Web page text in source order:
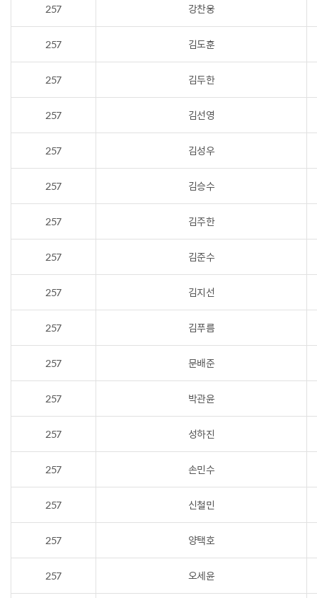
257 강찬웅
257 김도훈
257 김두한
257 김선영
257 김성우
257 김승수
257 김주한
257 김준수
257 김지선
257 김푸름
257 문배준
257 박관윤
257 성하진
257 손민수
257 신철민
257 양택호
257 오세윤